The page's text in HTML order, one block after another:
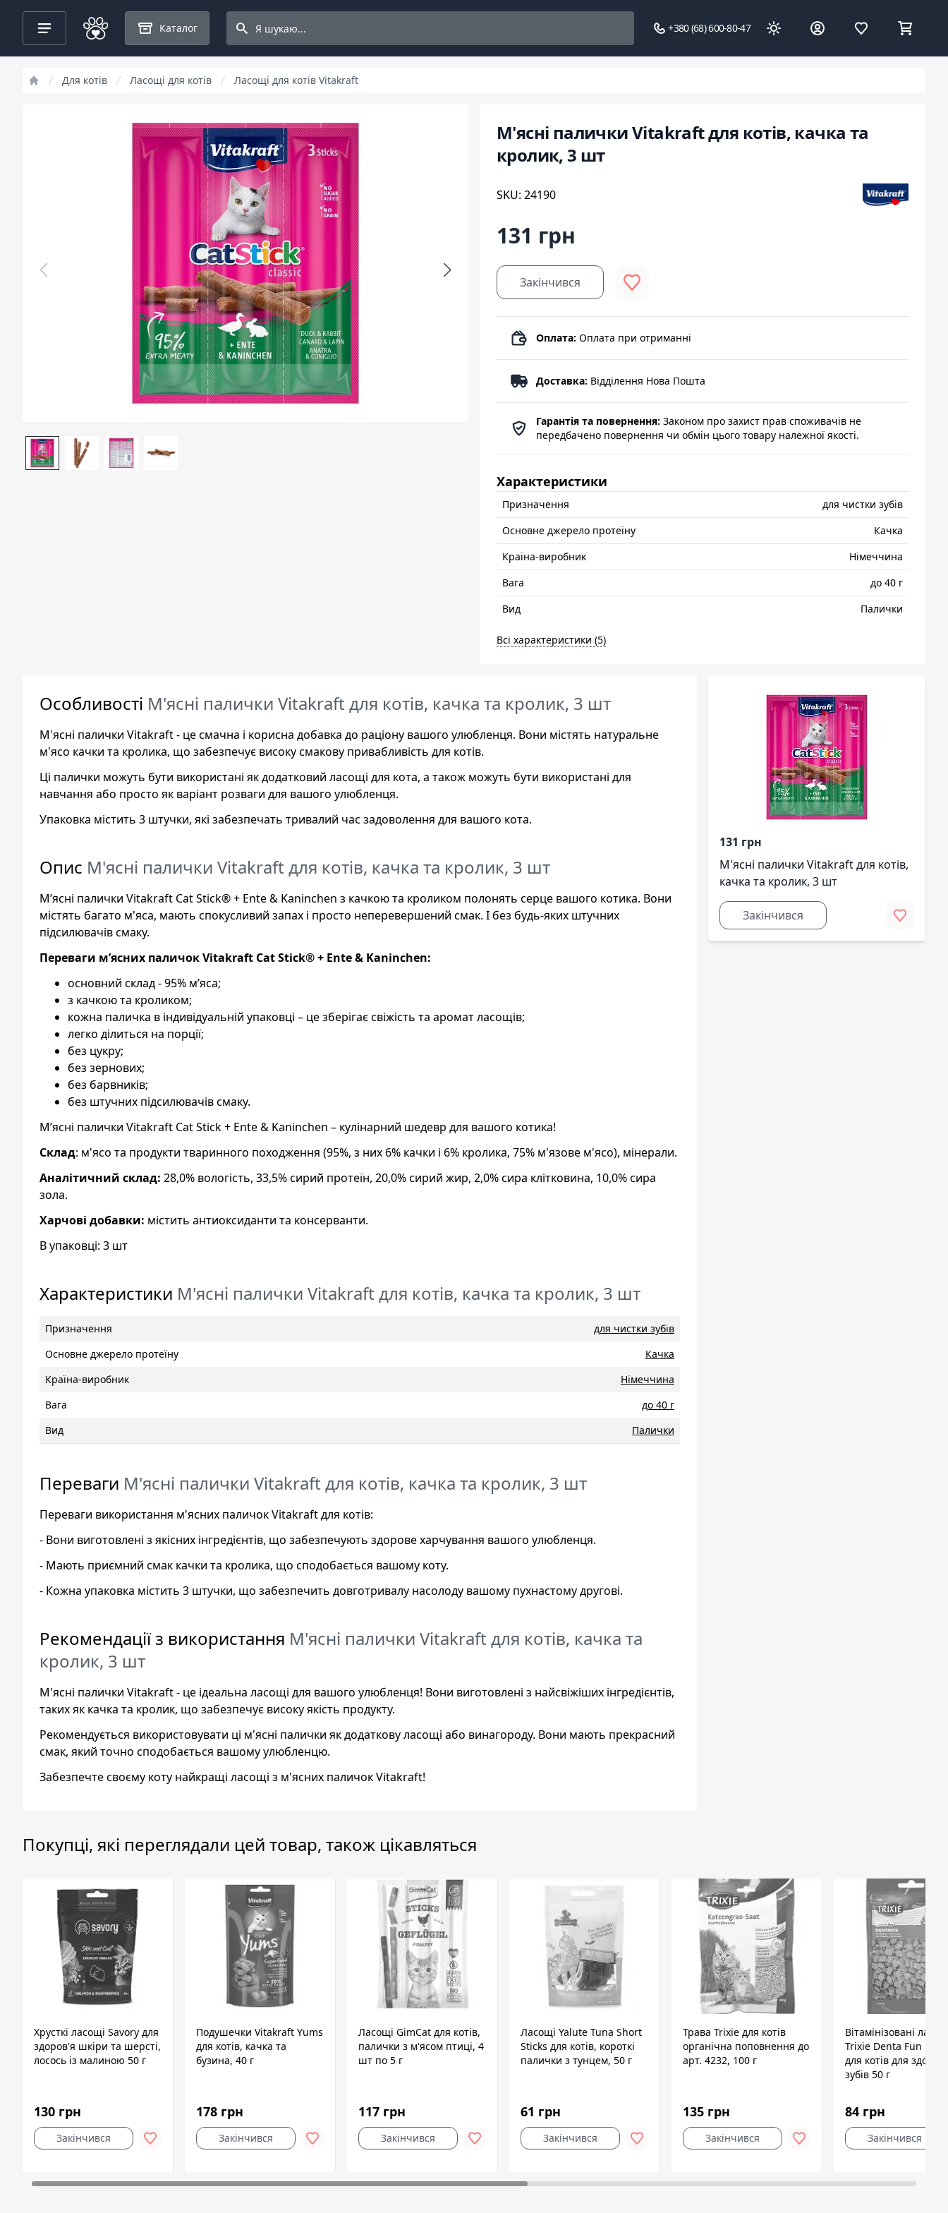
Каталог
Search projects
+380 (68) 600-80-47
Для котів Ласощі для котів Ласощі для котів Vitakraft
М'ясні палички Vitakraft для котів, качка та
кролик, 3 шт
SKU: 24190
131 грн
Закінчився
Оплата: Оплата при отриманні
Доставка: Відділення Нова Пошта
Гарантія та повернення: Законом про захист прав споживачів не
передбачено повернення чи обмін цього товару належної якості.
Характеристики
Призначення
для чистки зубів
Основне джерело протеїну
Качка
Країна-виробник
Нiмеччина
Вага
до 40 г
Вид
Палички
Всі характеристики (5)
Особливості М'ясні палички Vitakraft для котів, качка та кролик, 3 шт
М'ясні палички Vitakraft - це смачна і корисна добавка до раціону вашого улюбленця. Вони містять натуральне
м'ясо качки та кролика, що забезпечує високу смакову привабливість для котів.
Ці палички можуть бути використані як додатковий ласощі для кота, а також можуть бути використані для
навчання або просто як варіант розваги для вашого улюбленця.
Упаковка містить 3 штучки, які забезпечать тривалий час задоволення для вашого кота.
Опис М'ясні палички Vitakraft для котів, качка та кролик, 3 шт
М’ясні палички Vitakraft Cat Stick® + Ente & Kaninchen з качкою та кроликом полонять серце вашого котика. Вони
містять багато м'яса, мають спокусливий запах і просто неперевершений смак. І без будь-яких штучних
підсилювачів смаку.
Переваги м’ясних паличок Vitakraft Cat Stick® + Ente & Kaninchen:
основний склад - 95% м’яса;
з качкою та кроликом;
кожна паличка в індивідуальній упаковці – це зберігає свіжість та аромат ласощів;
легко ділиться на порції;
без цукру;
без зернових;
без барвників;
без штучних підсилювачів смаку.
М’ясні палички Vitakraft Cat Stick + Ente & Kaninchen – кулінарний шедевр для вашого котика!
Склад: м'ясо та продукти тваринного походження (95%, з них 6% качки і 6% кролика, 75% м'язове м'ясо), мінерали.
Аналітичний склад: 28,0% вологість, 33,5% сирий протеїн, 20,0% сирий жир, 2,0% сира клітковина, 10,0% сира
зола.
Харчові добавки: містить антиоксиданти та консерванти.
В упаковці: 3 шт
Характеристики М'ясні палички Vitakraft для котів, качка та кролик, 3 шт
Призначення
для чистки зубів
Основне джерело протеїну
Качка
Країна-виробник
Нiмеччина
Вага
до 40 г
Вид
Палички
Переваги М'ясні палички Vitakraft для котів, качка та кролик, 3 шт
Переваги використання м'ясних паличок Vitakraft для котів:
- Вони виготовлені з якісних інгредієнтів, що забезпечують здорове харчування вашого улюбленця.
- Мають приємний смак качки та кролика, що сподобається вашому коту.
- Кожна упаковка містить 3 штучки, що забезпечить довготривалу насолоду вашому пухнастому другові.
Рекомендації з використання М'ясні палички Vitakraft для котів, качка та
кролик, 3 шт
М'ясні палички Vitakraft - це ідеальна ласощі для вашого улюбленця! Вони виготовлені з найсвіжіших інгредієнтів,
таких як качка та кролик, що забезпечує високу якість продукту.
Рекомендується використовувати ці м'ясні палички як додаткову ласощі або винагороду. Вони мають прекрасний
смак, який точно сподобається вашому улюбленцю.
Забезпечте своєму коту найкращі ласощі з м'ясних паличок Vitakraft!
131 грн
М'ясні палички Vitakraft для котів,
качка та кролик, 3 шт
Закінчився
Покупці, які переглядали цей товар, також цікавляться
Хрусткі ласощі Savory для
здоров'я шкіри та шерсті,
лосось із малиною 50 г
130 грн
Закінчився
Подушечки Vitakraft Yums
для котів, качка та
бузина, 40 г
178 грн
Закінчився
Ласощі GimCat для котів,
палички з м'ясом птиці, 4
шт по 5 г
117 грн
Закінчився
Ласощі Yalute Tuna Short
Sticks для котів, короткі
палички з тунцем, 50 г
61 грн
Закінчився
Трава Trixie для котів
органічна поповнення до
арт. 4232, 100 г
135 грн
Закінчився
Вітамінізовані
Trixie Denta Fun
для котів для
зубів 50 г
84 грн
Закінчився